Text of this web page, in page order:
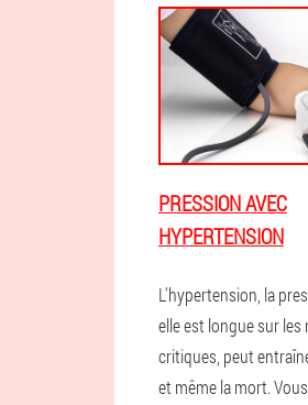
PRESSION AVEC
HYPERTENSION
L'hypertension, la
elle est longue sur les
critiques, peut
et même la mort.